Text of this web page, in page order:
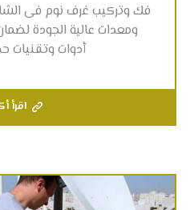
فك وتركيب غرف نوم فى
ومعدات عالية الجودة
أدوات وتقنيات
اقرأ